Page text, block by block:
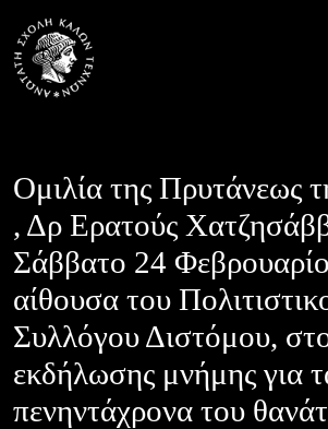
content
Ομιλία της Πρυτάνεως
, Δρ Ερατούς
Σάββατο 24
αίθουσα του
Συλλόγου Διστόμου,
εκδήλωσης μνήμης για
πενηντάχρονα του